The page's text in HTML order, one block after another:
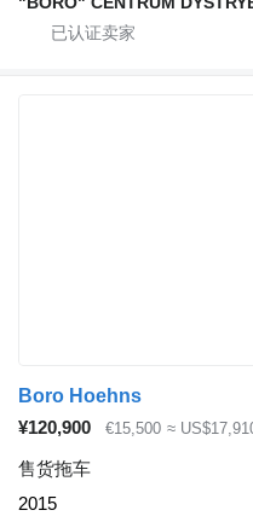
Boro Hoehns
¥120,900
€15,500 ≈
售货拖车
2015